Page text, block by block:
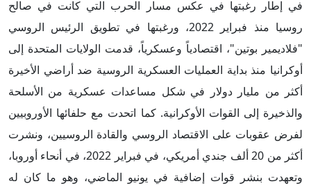
في إطار رغبتها في عكس مسار الحرب التي كانت في صالح
روسيا منذ فبراير 2022، ورغبتها في تطويق الرئيس الروسي
"فلاديمير بوتين"، اقتصادياً وعسكرياً، قدمت الولايات المتحدة إلى
أوكرانيا منذ بداية العمليات العسكرية الروسية ضد أراضي الأخيرة
أكثر من مليار دولار في شكل مساعدات عسكرية من الأسلحة
والذخيرة إلى القوات الأوكرانية. كما اتحدت مع حلفائها الأوروبيين
لفرض عقوبات على الاقتصاد الروسي والقادة الروسيين، ونشرت
أكثر من 20 ألف جندي أمريكي، في فبراير 2022، في أنحاء أوروبا،
وتعهدت بنشر قوات إضافية في يونيو الماضي، وهو ما كان له